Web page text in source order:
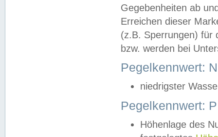
Gegebenheiten ab
Erreichen dieser
(z.B. Sperrungen) für
bzw. werden bei
Pegelkennwert:
niedrigster
Pegelkennwert:
Höhenlage des